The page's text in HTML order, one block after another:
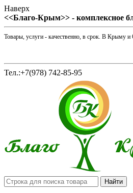
Наверх
<<Благо-Крым>> - комплексное
Товары, услуги - качественно, в срок. В Крыму и
Тел.:+7(978) 742-85-95